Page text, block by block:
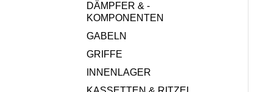
DÄMPFER & -
KOMPONENTEN
GABELN
GRIFFE
INNENLAGER